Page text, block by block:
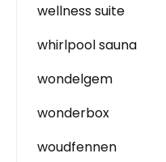
wellness suite
whirlpool sauna
wondelgem
wonderbox
woudfennen